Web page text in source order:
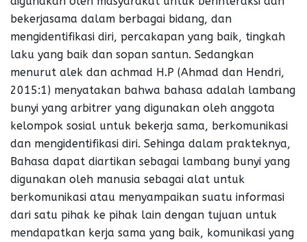
bekerjasama dalam berbagai bidang, dan
mengidentifikasi diri, percakapan yang baik, tingkah
laku yang baik dan sopan santun. Sedangkan
menurut alek dan achmad H.P (Ahmad dan Hendri,
2015:1) menyatakan bahwa bahasa adalah lambang
bunyi yang arbitrer yang digunakan oleh anggota
kelompok sosial untuk bekerja sama, berkomunikasi
dan mengidentifikasi diri. Sehinga dalam prakteknya,
Bahasa dapat diartikan sebagai lambang bunyi yang
digunakan oleh manusia sebagai alat untuk
berkomunikasi atau menyampaikan suatu informasi
dari satu pihak ke pihak lain dengan tujuan untuk
mendapatkan kerja sama yang baik, komunikasi yang